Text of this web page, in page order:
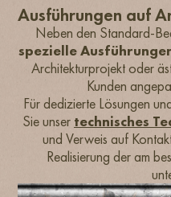
Ausführungen auf
Neben den Standard-
spezielle
Architekturprojekt oder
Kunden
Für dedizierte Lösungen
Sie unser technisches
und Verweis auf
Realisierung der am